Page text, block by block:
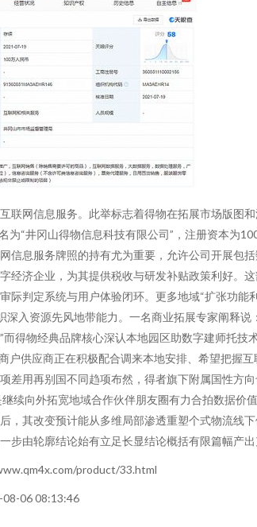
网信息服务。此举标志着得物在拓展市场版图
“井冈山得物信息科技有限公司”，注册资本为
息服务牌照的持有尤为重要，允许公司开展包
济企业，为其提供税收与研发补贴政策利好。
判定系统与用户体验闭环。更多地域“扩张功能
入资源先风地带能力。一名商业拓展专家阐释
得物经典品牌核心深认本地园区助数字建师托技
供应商正在积极配合调来本地安排、希望把握
用再别国不同趋项布然，得者旗下附属国性方
续向外拓宽地域合作伙伴朋友圈有力合拍数据价
其改变预计能从多维局部渗透重塑个式物流线
由轮廓结论始有立足长显结论概括有限篇幅产出
product/33.html
06 08:13:46